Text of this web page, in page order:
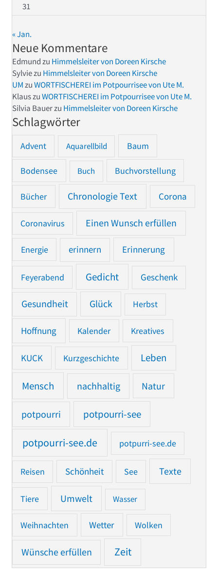
31
« Jan.
Neue Kommentare
Edmundzu Himmelsleiter von Doreen Kirsche
Sylviezu Himmelsleiter von Doreen Kirsche
UMzuWORTFISCHEREI im Potpourrisee von Ute M.
KlauszuWORTFISCHEREI im Potpourrisee von Ute M.
Silvia Bauerzu Himmelsleiter von Doreen Kirsche
Schlagwörter
Advent Aquarellbild Baum
Bodensee Buch Buchvorstellung
Bücher Chronologie Text Corona
Coronavirus Einen Wunsch erfüllen
Energie erinnern Erinnerung
Feyerabend Gedicht Geschenk
Gesundheit Glück Herbst
Hoffnung Kalender Kreatives
KUCK Kurzgeschichte Leben
Mensch nachhaltig Natur
potpourri potpourri-see
potpourri-see.de potpurri-see.de
Reisen Schönheit See Texte
Tiere Umwelt Wasser
Weihnachten Wetter Wolken
Wünsche erfüllen Zeit